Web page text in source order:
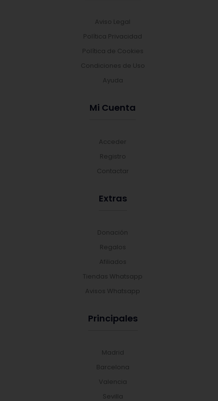
Aviso Legal
Política Privacidad
Política de Cookies
Condiciones de Uso
Ayuda
Mi Cuenta
Acceder
Registro
Contactar
Extras
Donación
Regalos
Afiliados
Tiendas Whatsapp
Avisos Whatsapp
Principales
Madrid
Barcelona
Valencia
Sevilla